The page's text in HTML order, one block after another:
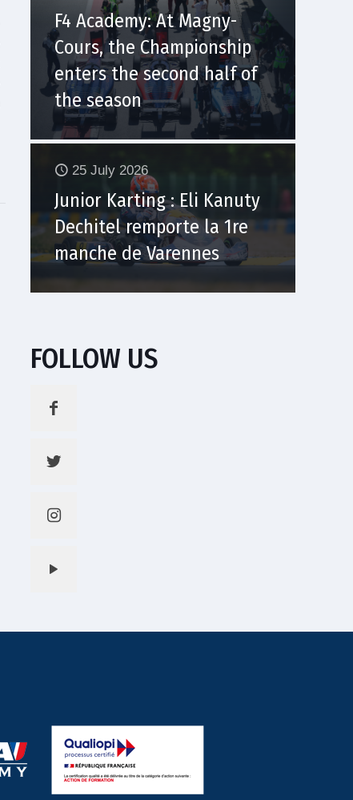
F4 Academy: At Magny-
Cours, the Championship
enters the second half of
the season
25 July 2026
Junior Karting : Eli Kanuty
Dechitel remporte la 1re
manche de Varennes
FOLLOW US